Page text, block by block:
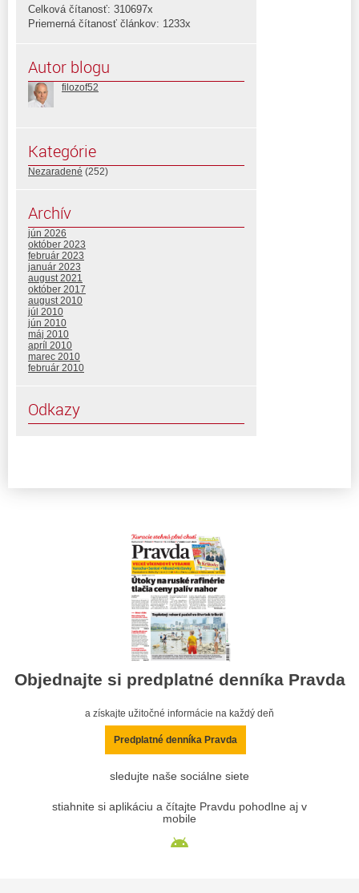
Celková čítanosť: 310697x
Priemerná čítanosť článkov: 1233x
Autor blogu
filozof52
Kategórie
Nezaradené (252)
Archív
jún 2026
október 2023
február 2023
január 2023
august 2021
október 2017
august 2010
júl 2010
jún 2010
máj 2010
apríl 2010
marec 2010
február 2010
Odkazy
Objednajte si predplatné denníka Pravda
a získajte užitočné informácie na každý deň
Predplatné denníka Pravda
sledujte naše sociálne siete
stiahnite si aplikáciu a čítajte Pravdu pohodlne aj v
mobile